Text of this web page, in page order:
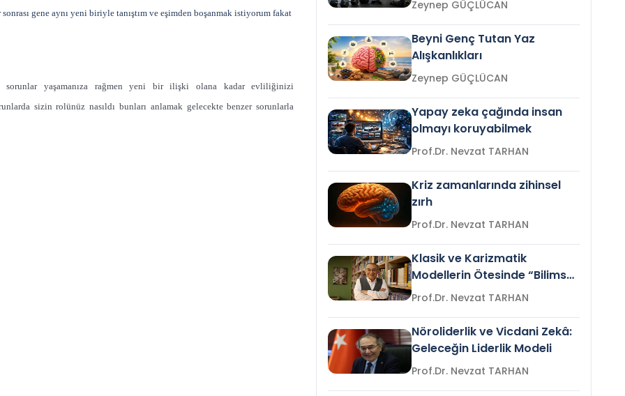
gene aynı yeni biriyle tanıştım ve eşimden boşanmak istiyorum fakat
sorunlar yaşamanıza rağmen yeni bir ilişki olana kadar evliliğinizi
sizin rolünüz nasıldı bunları anlamak gelecekte benzer sorunlarla
Zeynep GÜÇLÜCAN
Beyni Genç Tutan Yaz
Alışkanlıkları
Zeynep GÜÇLÜCAN
Yapay zeka çağında insan
olmayı koruyabilmek
Prof.Dr. Nevzat TARHAN
Kriz zamanlarında zihinsel
zırh
Prof.Dr. Nevzat TARHAN
Klasik ve Karizmatik
Modellerin Ötesinde “Bilimsel
Liderlik”
Prof.Dr. Nevzat TARHAN
Nöroliderlik ve Vicdani Zekâ:
Geleceğin Liderlik Modeli
Prof.Dr. Nevzat TARHAN